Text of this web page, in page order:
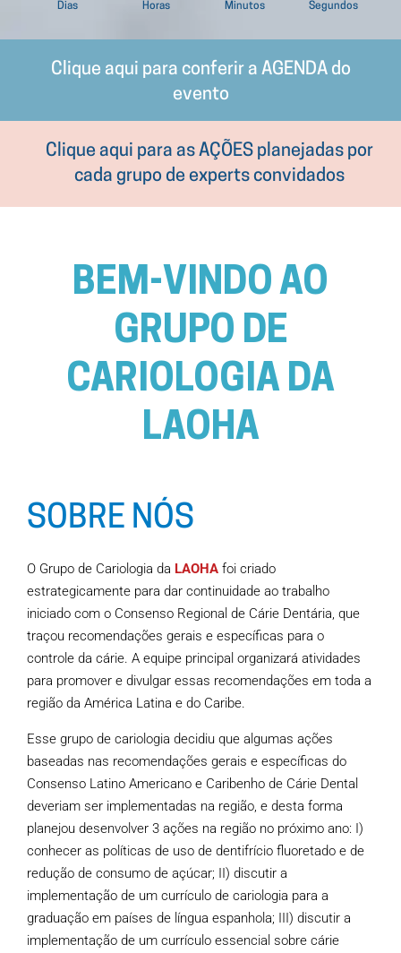
Dias Horas Minutos Segundos
Clique aqui para conferir a AGENDA do
evento
Clique aqui para as AÇÕES planejadas por
cada grupo de experts convidados
BEM-VINDO AO
GRUPO DE
CARIOLOGIA DA
LAOHA
SOBRE NÓS
O Grupo de Cariologia da LAOHA foi criado
estrategicamente para dar continuidade ao trabalho
iniciado com o Consenso Regional de Cárie Dentária, que
traçou recomendações gerais e específicas para o
controle da cárie. A equipe principal organizará atividades
para promover e divulgar essas recomendações em toda a
região da América Latina e do Caribe.
Esse grupo de cariologia decidiu que algumas ações
baseadas nas recomendações gerais e específicas do
Consenso Latino Americano e Caribenho de Cárie Dental
deveriam ser implementadas na região, e desta forma
planejou desenvolver 3 ações na região no próximo ano: I)
conhecer as políticas de uso de dentifrício fluoretado e de
redução de consumo de açúcar; II) discutir a
implementação de um currículo de cariologia para a
graduação em países de língua espanhola; III) discutir a
implementação de um currículo essencial sobre cárie